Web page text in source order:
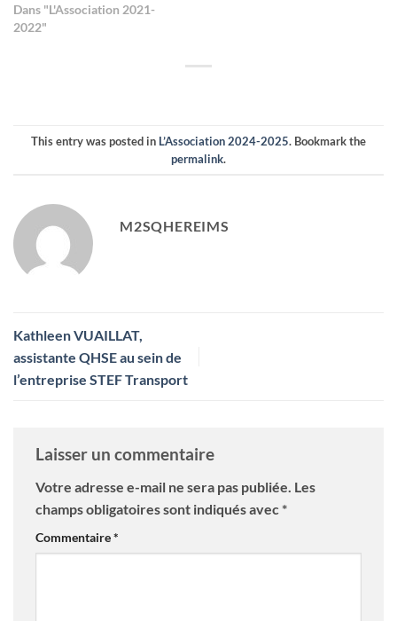
Dans "L'Association 2021-
2022"
This entry was posted in L’Association 2024-2025. Bookmark the
permalink.
M2SQHEREIMS
Kathleen VUAILLAT,
assistante QHSE au sein de
l’entreprise STEF Transport
Laisser un commentaire
Votre adresse e-mail ne sera pas publiée. Les
champs obligatoires sont indiqués avec*
Commentaire*